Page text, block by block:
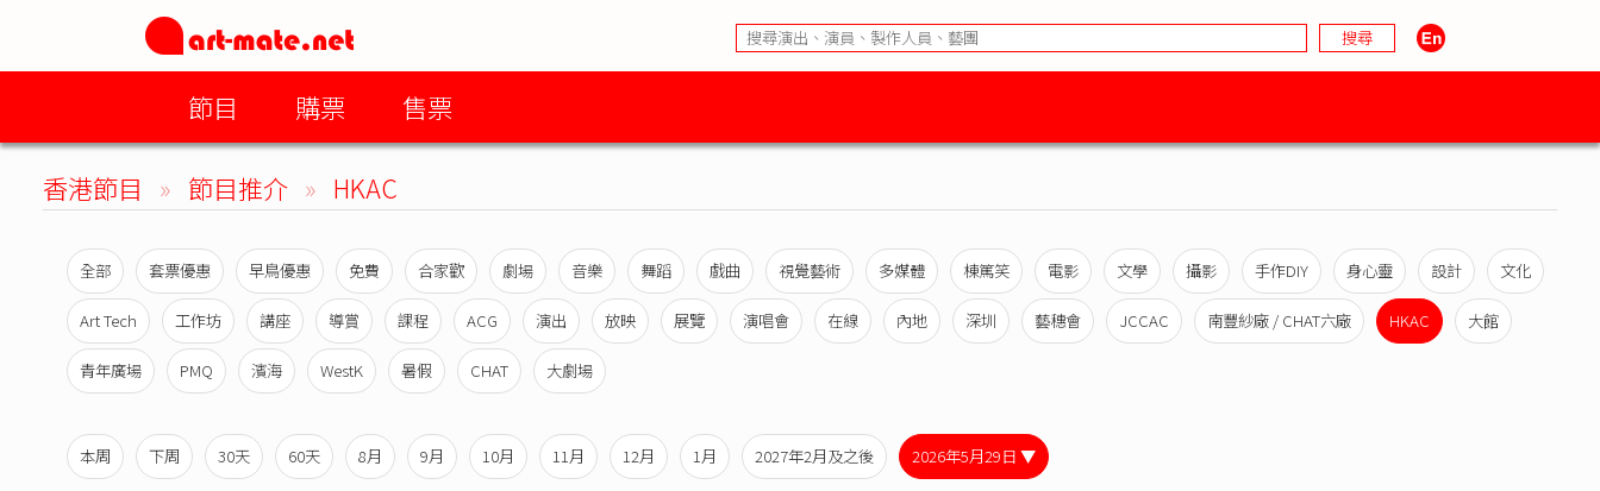
節目 購票 售票
香港節目 » 節目推介 » HKAC
全部 套票優惠 早鳥優惠 免費 合家歡 劇場 音樂 舞蹈 戲曲 視覺藝術 多媒體 棟篤笑 電影 文學 攝影 手作DIY 身心靈 設計 文化
Art Tech 工作坊 講座 導賞 課程 ACG 演出 放映 展覽 演唱會 在線 內地 深圳 藝穗會 JCCAC 南豐紗廠 / CHAT六廠 HKAC 大館
青年廣場 PMQ 濱海 WestK 暑假 CHAT 大劇場
本周 下周 30天 60天 8月 9月 10月 11月 12月 1月 2027年2月及之後 2026年5月29日 ▼